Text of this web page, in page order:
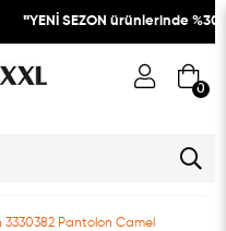
YENİ SEZON ürünlerinde %30
0
3330382 Pantolon Camel